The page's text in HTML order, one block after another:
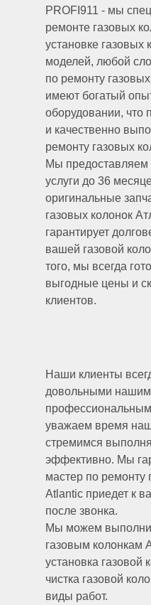
PROFI911 - мы
ремонте газовых
установке
моделей, любой
по ремонту
имеют богатый
оборудовании, что
и качественно
ремонту газовых
Мы предоставляем
услуги до 36
оригинальные
газовых колонок
гарантирует
вашей газовой
того, мы всегда
выгодные цены и
клиентов.
Наши клиенты
довольными
уважаем время
стремимся
эффективно. Мы
мастер по ремонту
Atlantic приедет к
после звонка.
Мы можем
газовым колонкам
установка газовой
чистка газовой
виды работ.